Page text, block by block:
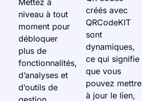
Mettez à
niveau à tout
moment pour
débloquer
plus de
fonctionnalités,
d’analyses et
d’outils de
créés avec
QRCodeKIT
sont
dynamiques,
ce qui signifie
que vous
pouvez mettre
à jour le lien,